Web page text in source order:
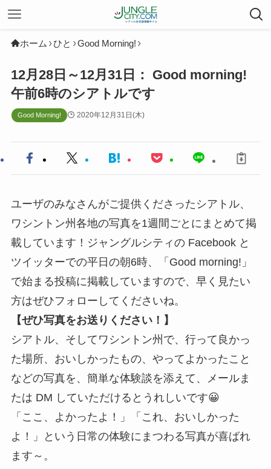
ホーム ひと Good Morning!
12月28日～12月31日： Good morning!
午前6時のシアトルです
Good Morning! 2020年12月31日(木)
ユーザのみなさんがご提供くださったシアトル、
ワシントン州各地の写真を1週間ごとにまとめて掲
載しています！ジャングルシティの Facebook と
ツイッターでの平日の朝6時、「Good morning!」
で始まる投稿に掲載していますので、早く見たい
方はぜひフォローしてくださいね。
【ぜひ写真をお送りください！】
シアトル、そしてワシントン州で、行って良かっ
た場所、おいしかったもの、やってよかったこと
などの写真を、簡単な体験談を添えて、メールま
たは DM していただけるとうれしいです😀
「ここ、よかったよ！」「これ、おいしかった
よ！」という日常の体験にまつわる写真が喜ばれ
ます～。